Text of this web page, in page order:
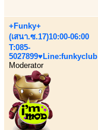
+Funky+
(เสนา.ซ.17)10:00-06:00
T:085-
5027899♥Line:funkyclub
Moderator